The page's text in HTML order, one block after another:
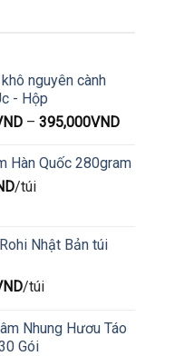
nguyên cành
- Hộp
– 395,000VND
Hàn Quốc 280gram
/túi
Nhật Bản túi
/túi
Nhung Hươu Táo
Gói